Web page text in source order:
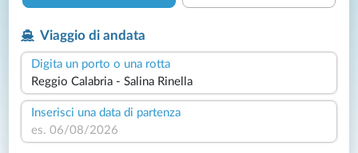
Viaggio di andata
Digita un porto o una rotta
Inserisci una data di partenza